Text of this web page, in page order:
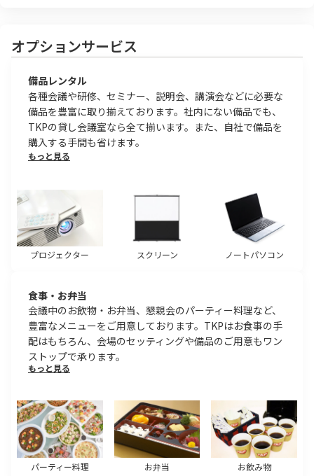
オプションサービス
備品レンタル
各種会議や研修、セミナー、説明会、講演会などに必要な
備品を豊富に取り揃えております。社内にない備品でも、
TKPの貸し会議室なら全て揃います。また、自社で備品を
購入する手間も省けます。
もっと見る
プロジェクター スクリーン ノートパソコン
食事・お弁当
会議中のお飲物・お弁当、懇親会のパーティー料理など、
豊富なメニューをご用意しております。TKPはお食事の手
配はもちろん、会場のセッティングや備品のご用意もワン
ストップで承ります。
もっと見る
パーティー料理 お弁当 お飲み物